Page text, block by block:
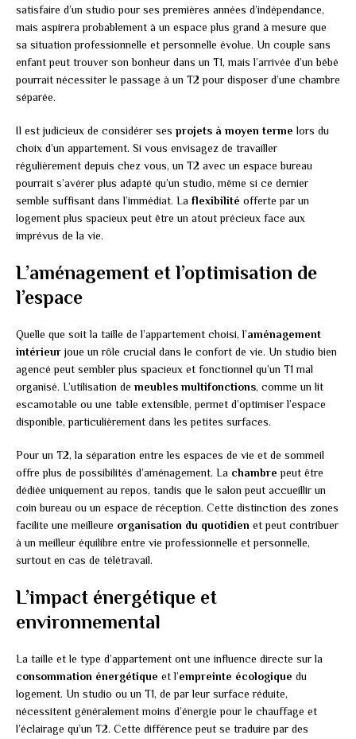
satisfaire d’un studio pour ses premières années d’indépendance,
mais aspirera probablement à un espace plus grand à mesure que
sa situation professionnelle et personnelle évolue. Un couple sans
enfant peut trouver son bonheur dans un T1, mais l’arrivée d’un bébé
pourrait nécessiter le passage à un T2 pour disposer d’une chambre
séparée.
Il est judicieux de considérer ses projets à moyen terme lors du
choix d’un appartement. Si vous envisagez de travailler
régulièrement depuis chez vous, un T2 avec un espace bureau
pourrait s’avérer plus adapté qu’un studio, même si ce dernier
semble suffisant dans l’immédiat. La flexibilité offerte par un
logement plus spacieux peut être un atout précieux face aux
imprévus de la vie.
L’aménagement et l’optimisation de
l’espace
Quelle que soit la taille de l’appartement choisi, l’aménagement
intérieur joue un rôle crucial dans le confort de vie. Un studio bien
agencé peut sembler plus spacieux et fonctionnel qu’un T1 mal
organisé. L’utilisation de meubles multifonctions, comme un lit
escamotable ou une table extensible, permet d’optimiser l’espace
disponible, particulièrement dans les petites surfaces.
Pour un T2, la séparation entre les espaces de vie et de sommeil
offre plus de possibilités d’aménagement. La chambre peut être
dédiée uniquement au repos, tandis que le salon peut accueillir un
coin bureau ou un espace de réception. Cette distinction des zones
facilite une meilleure organisation du quotidien et peut contribuer
à un meilleur équilibre entre vie professionnelle et personnelle,
surtout en cas de télétravail.
L’impact énergétique et
environnemental
La taille et le type d’appartement ont une influence directe sur la
consommation énergétique et l’empreinte écologique du
logement. Un studio ou un T1, de par leur surface réduite,
nécessitent généralement moins d’énergie pour le chauffage et
l’éclairage qu’un T2. Cette différence peut se traduire par des